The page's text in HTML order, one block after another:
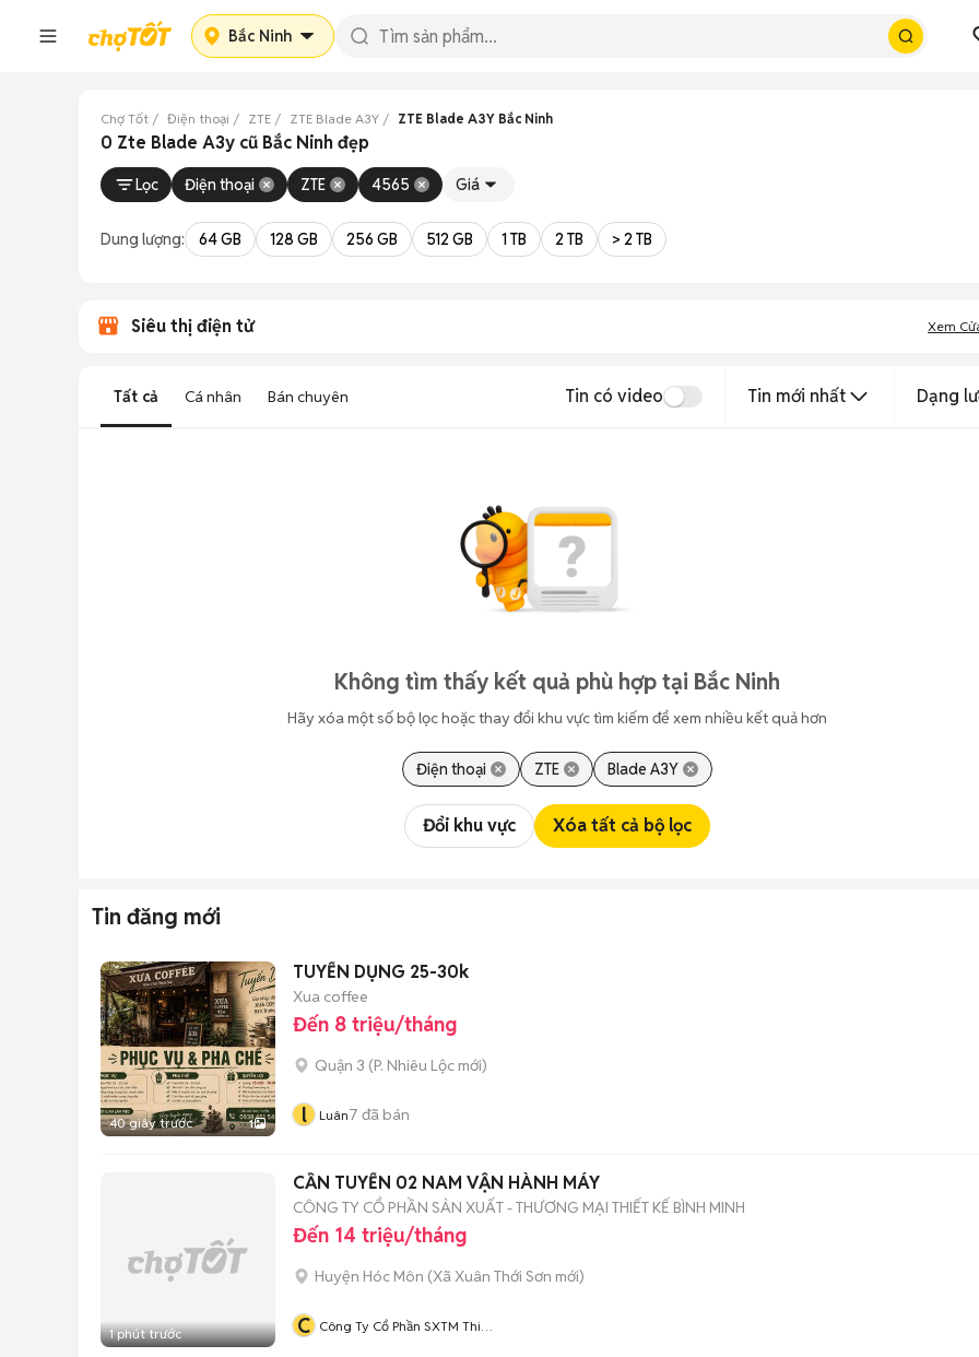
Bắc Ninh
Chợ Tốt Điện thoại ZTE ZTE Blade A3Y ZTE Blade A3Y Bắc Ninh
0 Zte Blade A3y cũ Bắc Ninh đẹp
Lọc Điện thoại ZTE 4565 Giá
Dung lượng: 64 GB 128 GB 256 GB 512 GB 1 TB 2 TB > 2 TB
Siêu thị điện tử Xem
Tất cả Cá nhân Bán chuyên Tin có video Tin mới nhất Dạng
Không tìm thấy kết quả phù hợp tại Bắc Ninh
Hãy xóa một số bộ lọc hoặc thay đổi khu vực tìm kiếm để xem nhiều kết quả hơn
Điện thoại ZTE Blade A3Y
Đổi khu vực Xóa tất cả bộ lọc
Tin đăng mới
40 giây trước 1
TUYỂN DỤNG 25-30k
Xua coffee
Đến 8 triệu/tháng
Quận 3 (P. Nhiêu Lộc mới)
l Luân7 đã bán
1 phút trước
CẦN TUYỂN 02 NAM VẬN HÀNH MÁY
CÔNG TY CỔ PHẦN SẢN XUẤT - THƯƠNG MẠI THIẾT KẾ BÌNH MINH
Đến 14 triệu/tháng
Huyện Hóc Môn (Xã Xuân Thới Sơn mới)
C Công Ty Cổ Phần SXTM Thiết